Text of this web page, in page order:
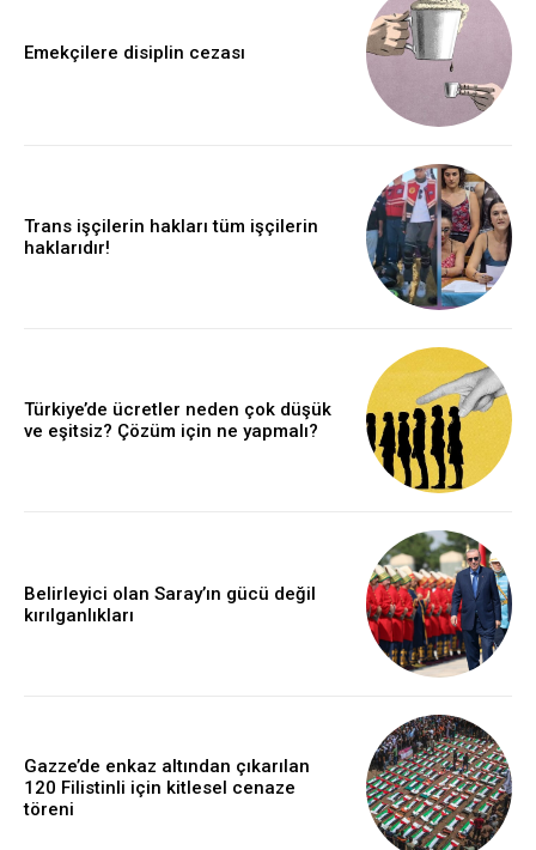
Emekçilere disiplin cezası
Trans işçilerin hakları tüm işçilerin
haklarıdır!
Türkiye’de ücretler neden çok düşük
ve eşitsiz? Çözüm için ne yapmalı?
Belirleyici olan Saray’ın gücü değil
kırılganlıkları
Gazze’de enkaz altından çıkarılan
120 Filistinli için kitlesel cenaze
töreni